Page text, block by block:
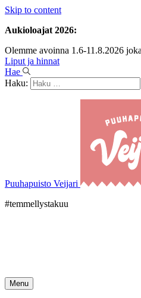
Skip to content
Aukioloajat 2026:
Olemme avoinna 1.6-11.8.2026
Liput ja hinnat
Hae
Haku:
Puuhapuisto Veijari
#temmellystakuu
Menu